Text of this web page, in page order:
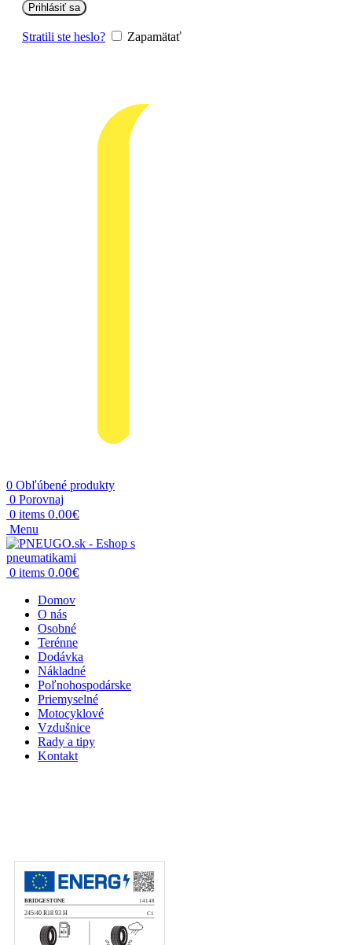
Prihlásiť sa
Stratili ste heslo? Zapamätať
0 Obľúbené produkty
0 Porovnaj
0 items 0.00€
Menu
0 items 0.00€
Domov
O nás
Osobné
Terénne
Dodávka
Nákladné
Poľnohospodárske
Priemyselné
Motocyklové
Vzdušnice
Rady a tipy
Kontakt